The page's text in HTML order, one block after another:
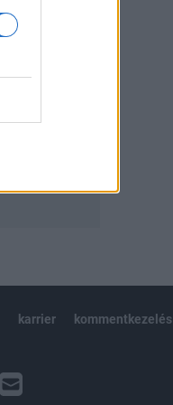
karrier kommentkezelés